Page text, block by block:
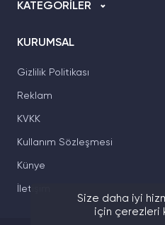
KATEGORİLER
KURUMSAL
Gizlilik Politikası
Reklam
KVKK
Kullanım Sözleşmesi
Künye
İletişim
Size daha iyi
için çerezleri